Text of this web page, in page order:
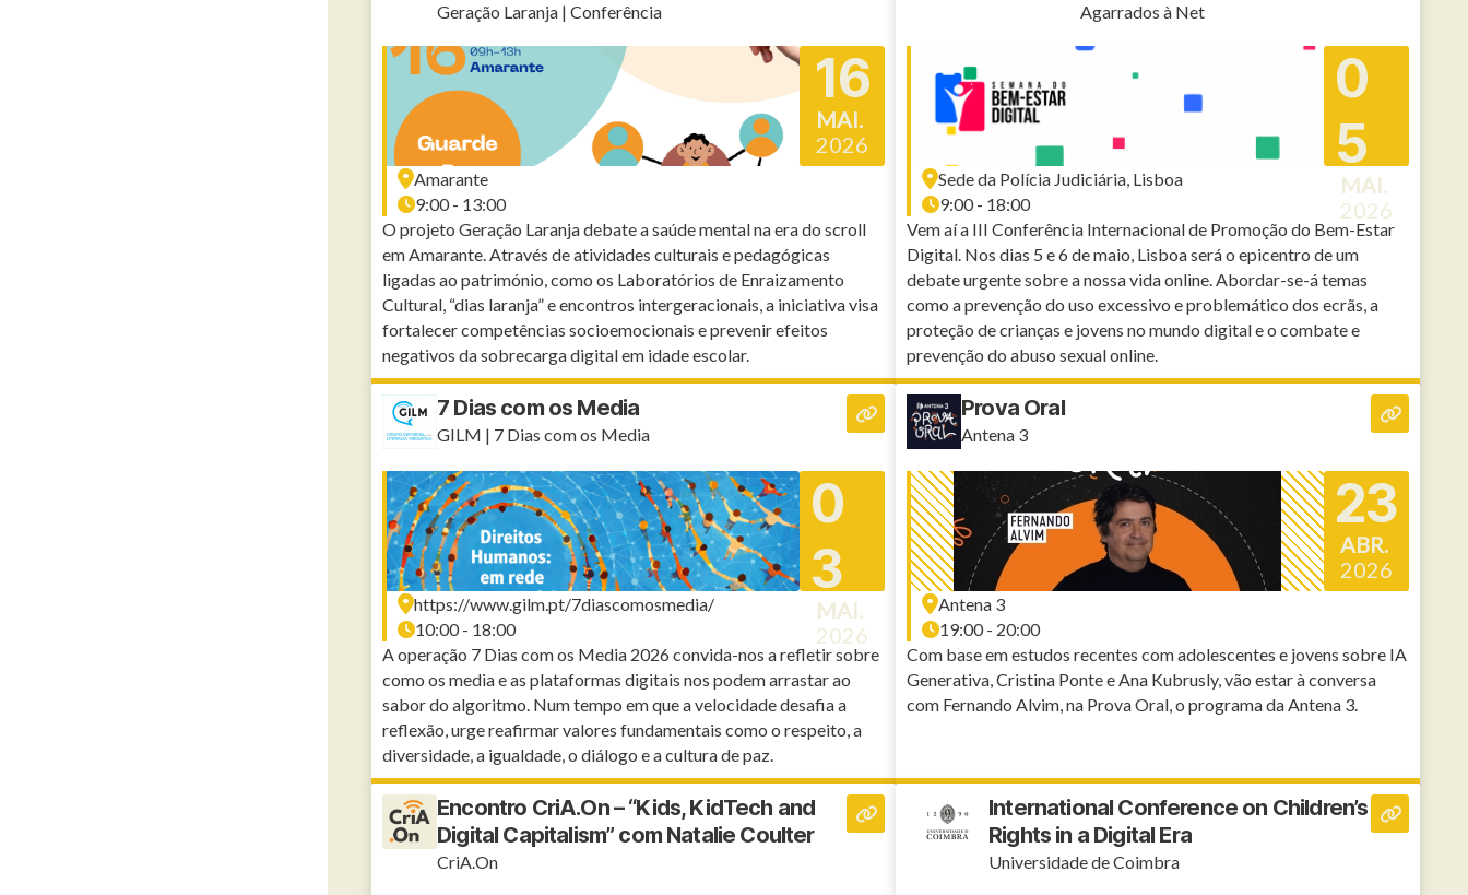
Geração Laranja | Conferência
16
MAI.
2026
Amarante
9:00 - 13:00
O projeto Geração Laranja debate a saúde mental na era do scroll
em Amarante. Através de atividades culturais e pedagógicas
ligadas ao património, como os Laboratórios de Enraizamento
Cultural, “dias laranja” e encontros intergeracionais, a iniciativa visa
fortalecer competências socioemocionais e prevenir efeitos
negativos da sobrecarga digital em idade escolar.
Agarrados à Net
0
5
MAI.
2026
Sede da Polícia Judiciária, Lisboa
9:00 - 18:00
Vem aí a III Conferência Internacional de Promoção do Bem-Estar
Digital. Nos dias 5 e 6 de maio, Lisboa será o epicentro de um
debate urgente sobre a nossa vida online. Abordar-se-á temas
como a prevenção do uso excessivo e problemático dos ecrãs, a
proteção de crianças e jovens no mundo digital e o combate e
prevenção do abuso sexual online.
7 Dias com os Media
GILM | 7 Dias com os Media
0
3
MAI.
2026
https://www.gilm.pt/7diascomosmedia/
10:00 - 18:00
A operação 7 Dias com os Media 2026 convida-nos a refletir sobre
como os media e as plataformas digitais nos podem arrastar ao
sabor do algoritmo. Num tempo em que a velocidade desafia a
reflexão, urge reafirmar valores fundamentais como o respeito, a
diversidade, a igualdade, o diálogo e a cultura de paz.
Prova Oral
Antena 3
23
ABR.
2026
Antena 3
19:00 - 20:00
Com base em estudos recentes com adolescentes e jovens sobre IA
Generativa, Cristina Ponte e Ana Kubrusly, vão estar à conversa
com Fernando Alvim, na Prova Oral, o programa da Antena 3.
Encontro CriA.On – “Kids, KidTech and
Digital Capitalism” com Natalie Coulter
CriA.On
International Conference on Children’s
Rights in a Digital Era
Universidade de Coimbra